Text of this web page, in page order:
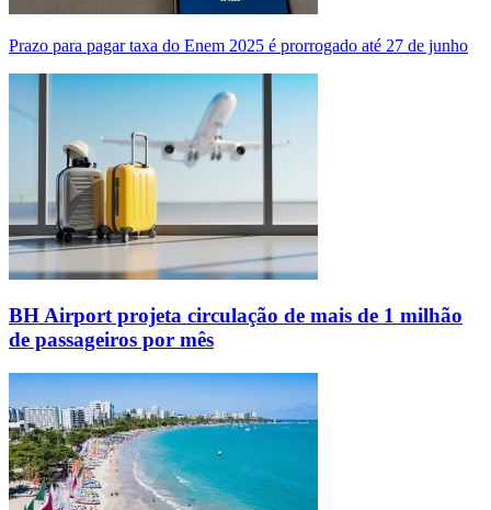
Prazo para pagar taxa do Enem 2025 é prorrogado até 27 de junho
BH Airport projeta circulação de mais de 1 milhão
de passageiros por mês